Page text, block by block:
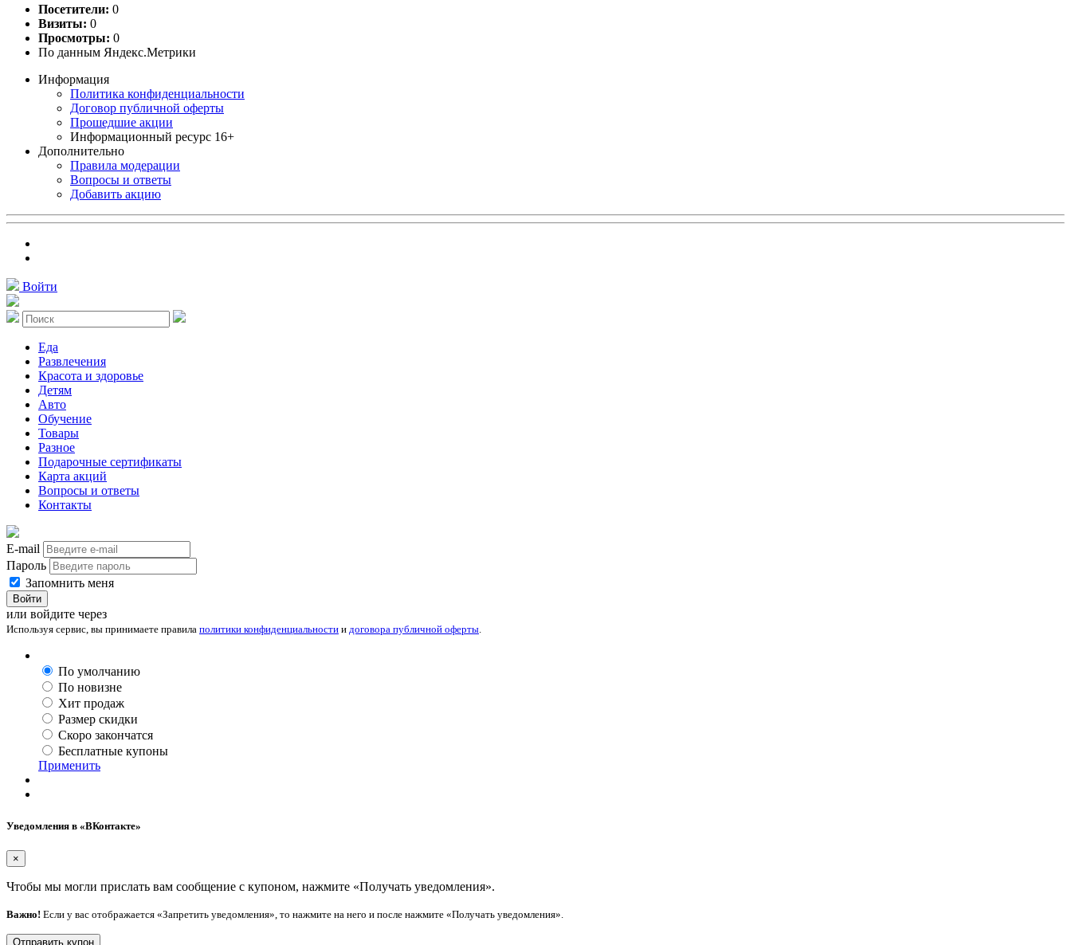
Посетители: 0
Визиты: 0
Просмотры: 0
По данным Яндекс.Метрики
Информация
Политика конфиденциальности
Договор публичной оферты
Прошедшие акции
Информационный ресурс 16+
Дополнительно
Правила модерации
Вопросы и ответы
Добавить акцию
Войти
Еда
Развлечения
Красота и здоровье
Детям
Авто
Обучение
Товары
Разное
Подарочные сертификаты
Карта акций
Вопросы и ответы
Контакты
E-mail
Пароль
Запомнить меня
Войти
или войдите через
Используя сервис, вы принимаете правила политики конфиденциальности и договора публичной оферты.
По умолчанию
По новизне
Хит продаж
Размер скидки
Скоро закончатся
Бесплатные купоны
Применить
Уведомления в «ВКонтакте»
×
Чтобы мы могли прислать вам сообщение с купоном, нажмите «Получать уведомления».
Важно! Если у вас отображается «Запретить уведомления», то нажмите на него и после нажмите «Получать уведомления».
Отправить купон